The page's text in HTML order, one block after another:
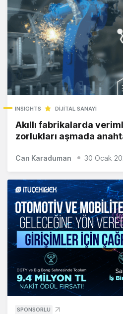
INSIGHTS DIJITAL SANAYI
Akıllı fabrikalarda
zorlukları aşmada
Can Karaduman 30 Ocak
SPONSORLU